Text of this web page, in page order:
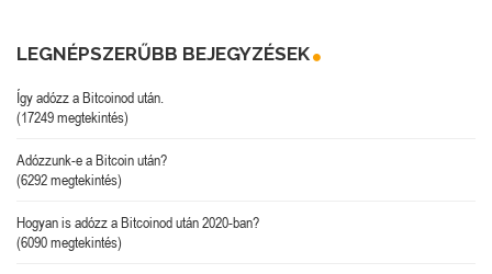
LEGNÉPSZERŰBB BEJEGYZÉSEK
Így adózz a Bitcoinod után.
(17249 megtekintés)
Adózzunk-e a Bitcoin után?
(6292 megtekintés)
Hogyan is adózz a Bitcoinod után 2020-ban?
(6090 megtekintés)